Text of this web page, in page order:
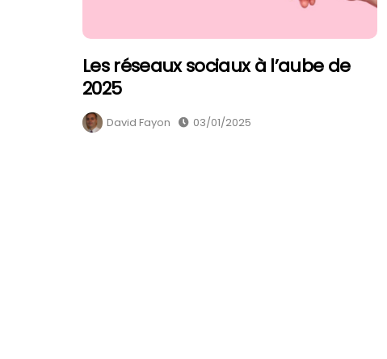
Les réseaux sociaux à l’aube de
2025
David Fayon 03/01/2025